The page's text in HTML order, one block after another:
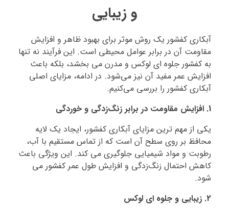
و زیبایی
آبکاری کفشور یک روش موثر برای بهبود ظاهر و افزایش
مقاومت آن در برابر عوامل محیطی است. این فرآیند نه‌ تنها
به کفشور جلوه‌ ای لوکس و مدرن می‌ بخشد، بلکه باعث
افزایش عمر مفید آن نیز می‌شود. در ادامه، مزایای اصلی
آبکاری کفشور را بررسی می‌کنیم.
1. افزایش مقاومت در برابر زنگ‌زدگی و خوردگی
یکی از مهم‌ ترین مزایای آبکاری کفشور، ایجاد یک لایه
محافظ بر روی سطح آن است که از تماس مستقیم با آب،
رطوبت و مواد شیمیایی جلوگیری می‌ کند. این ویژگی باعث
کاهش احتمال زنگ‌زدگی و افزایش طول عمر کفشور می‌
شود.
2. زیبایی و جلوه‌ ای لوکس